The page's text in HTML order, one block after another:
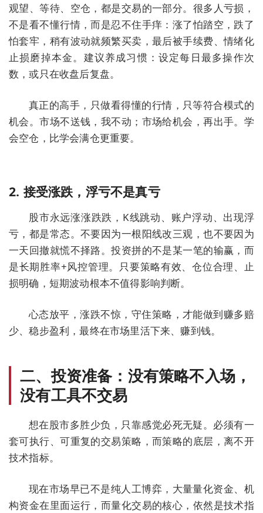
观望、等待、空仓，都是交易的一部分。很多人亏损，
不是看不懂行情，而是忍不住手痒：涨了怕踏空，跌了
怕套牢，稍有波动就频繁买卖，最后被手续费、情绪化
止损磨掉本金。建议养成习惯：设定每日最多操作次
数，或只在收盘后复盘。
真正的高手，只做看得懂的行情，只等符合模式的
机会。市场不送钱，我不动；市场给机会，再出手。学
会空仓，比学会满仓更重要。
2. 接受涨跌，浮亏不是真亏
股市永远涨涨跌跌，K线跳动、账户浮动、出现浮
亏，都是常态。不要因为一根阳线改三观，也不要因为
一天回撤就慌不择路。投资拼的不是某一笔的输赢，而
是长期胜率+风控管理。只要策略有效、仓位合理、止
损明确，短期波动根本不值得影响判断。
心态放平，涨跌不惊，守住策略，才能做到赚多赔
少、稳步盈利 ，最终在市场里活下来、赚到钱。
二、投资准备：没有策略不入场，
没有工具不交易
想在股市多胜少负，只靠感觉必死无疑。 必须有一
套可执行、可重复的交易策略 ，而策略的底层，离不开
技术指标。
现在市场早已不是纯人工博弈，大量量化资金、机
构资金在里面运行，而量化交易的核心，依然是技术指